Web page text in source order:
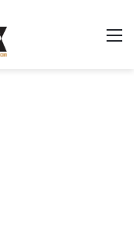
القائمة